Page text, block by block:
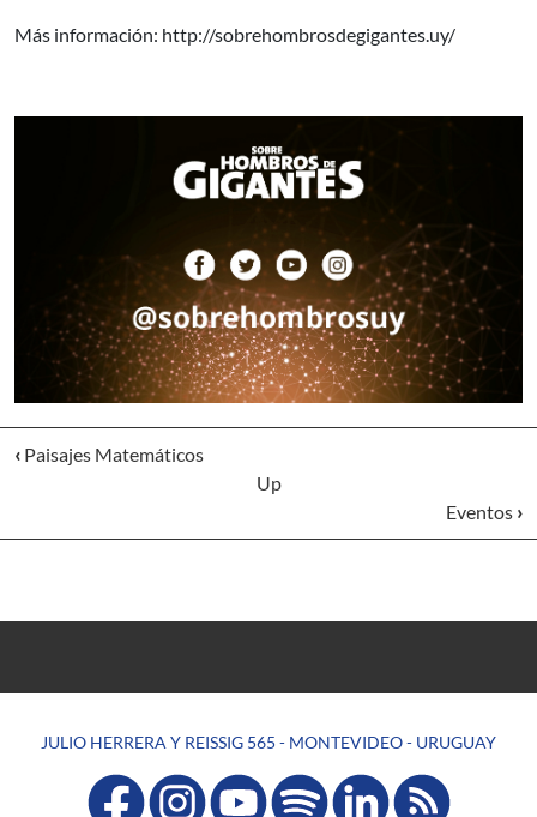
Más información: http://sobrehombrosdegigantes.uy/
‹ Paisajes Matemáticos
Up
Eventos ›
JULIO HERRERA Y REISSIG 565 - MONTEVIDEO - URUGUAY